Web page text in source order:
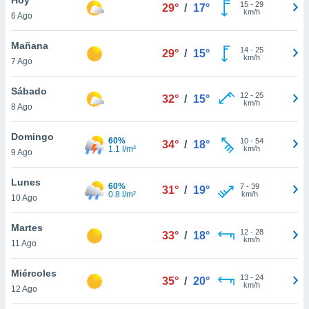
en
más
nuestra
de
cookies
aceptar
6 Ago
29° / 17° 15- 29
km/h
Mañana
7 Ago
29° / 15° 14- 25
km/h
Sábado
8 Ago
32° / 15° 12- 25
km/h
Domingo
9 Ago
60%
1.1 l/m²
34° / 18° 10- 54
km/h
Lunes
10 Ago
60%
0.8 l/m²
31° / 19° 7- 39
km/h
Martes
11 Ago
33° / 18° 12- 28
km/h
Miércoles
12 Ago
35° / 20° 13- 24
km/h